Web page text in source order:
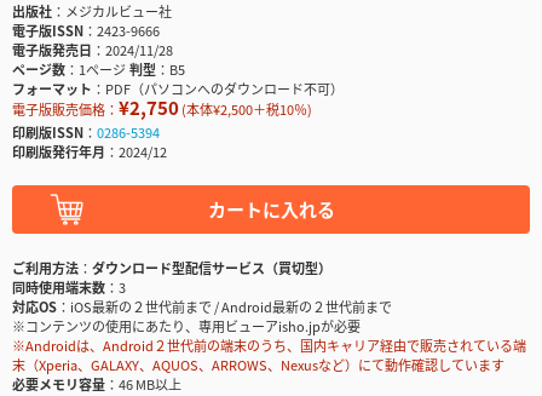
出版社
メジカルビュー社
電子版ISSN
2423-9666
電子版発売日
2024/11/28
ページ数
1ページ判型
B5
フォーマット
PDF（パソコンへのダウンロード不可）
電子版販売価格： ¥2,750(本体¥2,500＋税10％)
印刷版ISSN
0286-5394
印刷版発行年月
2024/12
カートに入れる
ご利用方法
ダウンロード型配信サービス（買切型）
同時使用端末数
3
対応OS
iOS最新の２世代前まで / Android最新の２世代前まで
※コンテンツの使用にあたり、専用ビューアisho.jpが必要
※Androidは、Android２世代前の端末のうち、国内キャリア経由で販売されている端
末（Xperia、GALAXY、AQUOS、ARROWS、Nexusなど）にて動作確認しています
必要メモリ容量
46 MB以上